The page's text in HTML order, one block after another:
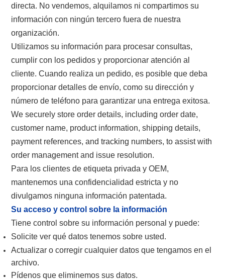
directa. No vendemos, alquilamos ni compartimos su
información con ningún tercero fuera de nuestra
organización.
Utilizamos su información para procesar consultas,
cumplir con los pedidos y proporcionar atención al
cliente. Cuando realiza un pedido, es posible que deba
proporcionar detalles de envío, como su dirección y
número de teléfono para garantizar una entrega exitosa.
We securely store order details, including order date,
customer name, product information, shipping details,
payment references, and tracking numbers, to assist with
order management and issue resolution.
Para los clientes de etiqueta privada y OEM,
mantenemos una confidencialidad estricta y no
divulgamos ninguna información patentada.
Su acceso y control sobre la información
Tiene control sobre su información personal y puede:
Solicite ver qué datos tenemos sobre usted.
Actualizar o corregir cualquier datos que tengamos en el
archivo.
Pídenos que eliminemos sus datos.